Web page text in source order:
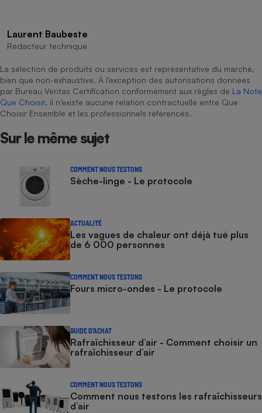
Laurent Baubeste
Rédacteur technique
La sélection de produits ou services est représentative du marché,
bien que non-exhaustive. À l’exception des autorisations données
par Bureau Veritas Certification conformément aux règles de La Note
Que Choisir, il n’existe aucune relation contractuelle entre Que
Choisir Ensemble et les professionnels référencés.
Sur le même sujet
COMMENT NOUS TESTONS
Sèche-linge - Le protocole
ACTUALITÉ
Les vagues de chaleur ont déjà tué plus
de 6 000 personnes
COMMENT NOUS TESTONS
Fours micro-ondes - Le protocole
GUIDE D'ACHAT
Rafraîchisseur d’air - Comment choisir un
rafraîchisseur d’air
COMMENT NOUS TESTONS
Comment nous testons les rafraîchisseurs
d’air